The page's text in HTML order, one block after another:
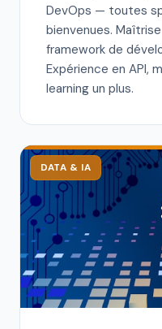
DevOps — toutes
bienvenues.
framework de
Expérience en API,
learning un plus.
DATA & IA